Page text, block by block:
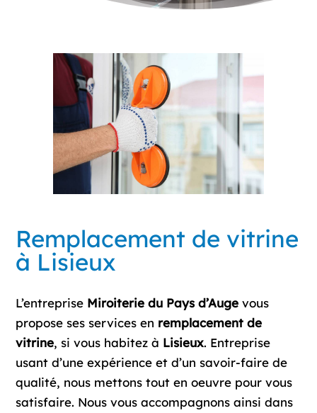
Remplacement de vitrine
à Lisieux
L’entreprise Miroiterie du Pays d’Auge vous
propose ses services en remplacement de
vitrine, si vous habitez à Lisieux. Entreprise
usant d’une expérience et d’un savoir-faire de
qualité, nous mettons tout en oeuvre pour vous
satisfaire. Nous vous accompagnons ainsi dans